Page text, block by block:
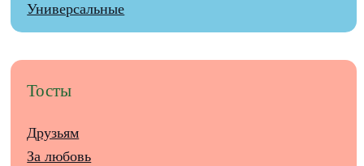
Универсальные
Тосты
Друзьям
За любовь